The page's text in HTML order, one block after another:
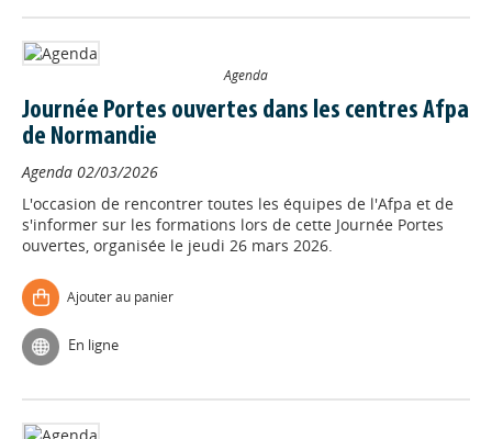
Agenda
Journée Portes ouvertes dans les centres Afpa
de Normandie
Agenda 02/03/2026
L'occasion de rencontrer toutes les équipes de l'Afpa et de
s'informer sur les formations lors de cette Journée Portes
ouvertes, organisée le jeudi 26 mars 2026.
Ajouter au panier
En ligne